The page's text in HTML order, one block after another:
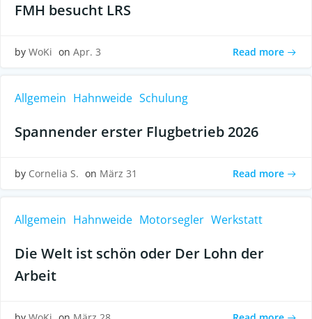
FMH besucht LRS
by WoKi on Apr. 3 Read more
Allgemein Hahnweide Schulung
Spannender erster Flugbetrieb 2026
by Cornelia S. on März 31 Read more
Allgemein Hahnweide Motorsegler Werkstatt
Die Welt ist schön oder Der Lohn der
Arbeit